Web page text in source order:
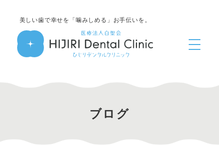
美しい歯で幸せを「噛みしめる」お手伝いを。
ブログ